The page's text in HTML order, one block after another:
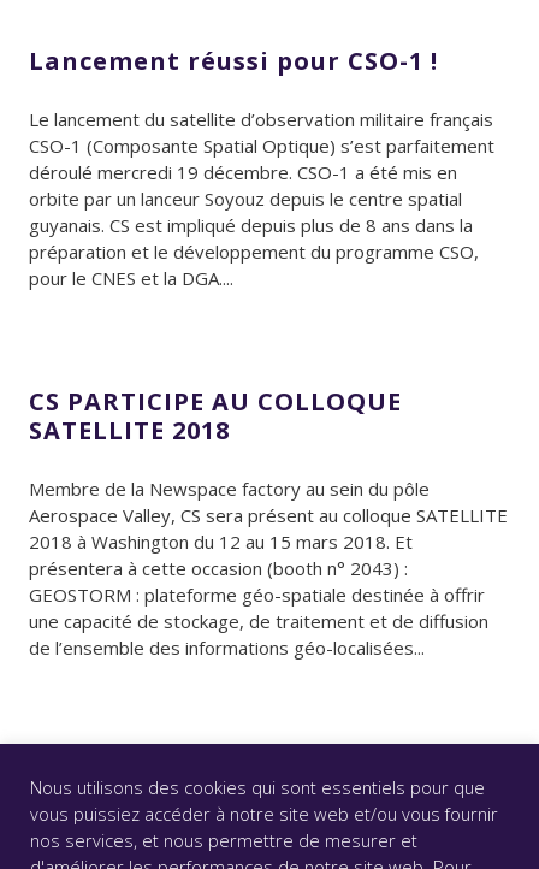
Lancement réussi pour CSO-1 !
Le lancement du satellite d’observation militaire français
CSO-1 (Composante Spatial Optique) s’est parfaitement
déroulé mercredi 19 décembre. CSO-1 a été mis en
orbite par un lanceur Soyouz depuis le centre spatial
guyanais. CS est impliqué depuis plus de 8 ans dans la
préparation et le développement du programme CSO,
pour le CNES et la DGA....
CS PARTICIPE AU COLLOQUE
SATELLITE 2018
Membre de la Newspace factory au sein du pôle
Aerospace Valley, CS sera présent au colloque SATELLITE
2018 à Washington du 12 au 15 mars 2018. Et
présentera à cette occasion (booth n° 2043) :
GEOSTORM : plateforme géo-spatiale destinée à offrir
une capacité de stockage, de traitement et de diffusion
de l’ensemble des informations géo-localisées...
Nous utilisons des cookies qui sont essentiels pour que
vous puissiez accéder à notre site web et/ou vous fournir
nos services, et nous permettre de mesurer et